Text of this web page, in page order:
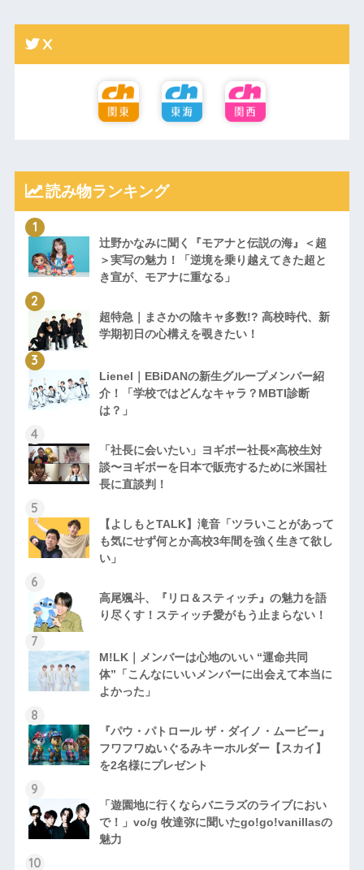
X
読み物ランキング
辻野かなみに聞く『モアナと伝説の海』＜超
＞実写の魅力！「逆境を乗り越えてきた超と
き宣が、モアナに重なる」
超特急｜まさかの陰キャ多数!? 高校時代、新
学期初日の心構えを覗きたい！
Lienel｜EBiDANの新生グループメンバー紹
介！「学校ではどんなキャラ？MBTI診断
は？」
「社長に会いたい」ヨギボー社長×高校生対
談〜ヨギボーを日本で販売するために米国社
長に直談判！
【よしもとTALK】滝音「ツラいことがあって
も気にせず何とか高校3年間を強く生きて欲し
い」
高尾颯斗、『リロ＆スティッチ』の魅力を語
り尽くす！スティッチ愛がもう止まらない！
M!LK｜メンバーは心地のいい “運命共同
体”「こんなにいいメンバーに出会えて本当に
よかった」
『パウ・パトロール ザ・ダイノ・ムービー』
フワフワぬいぐるみキーホルダー【スカイ】
を2名様にプレゼント
「遊園地に行くならバニラズのライブにおい
で！」vo/g 牧達弥に聞いたgo!go!vanillasの
魅力